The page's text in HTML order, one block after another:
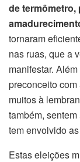
de
tornaram
nas ruas, que a
manifestar.
preconceito
muitos à
também,
tem envolvido
Estas eleições